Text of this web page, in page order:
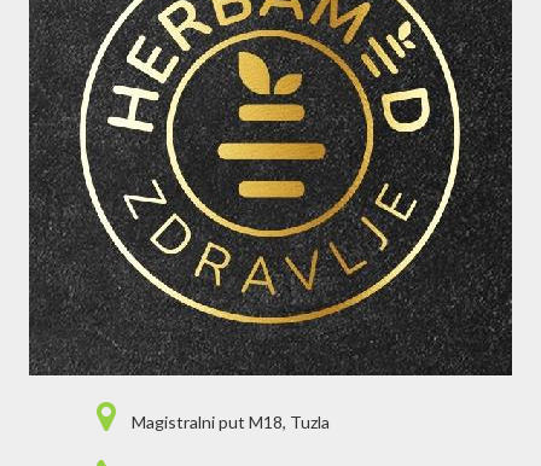
Magistralni put M18, Tuzla